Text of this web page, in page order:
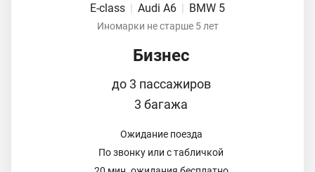
E-class | Audi A6 | BMW 5
Иномарки не старше 5 лет
Бизнес
до 3 пассажиров
3 багажа
Ожидание поезда
По звонку или с табличкой